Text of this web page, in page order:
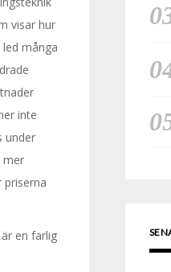
visar hur
många
inte
under
mer
priserna
en farlig